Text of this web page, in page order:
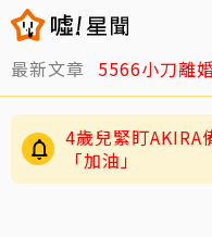
最新文章 5566小刀離
29歲男偶像「寵
呼籲遵守法規